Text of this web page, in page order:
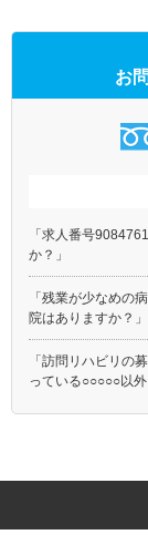
お
「求人番号
か？」
「残業が少なめの
院はありますか？」
「訪問リハビリの
っている○○○○○以